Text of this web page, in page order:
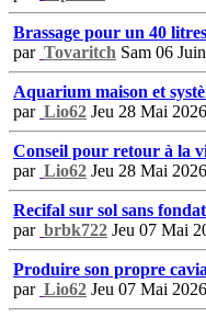
Brassage pour un 40 litres
par Tovaritch Sam 06
Aquarium maison et
par Lio62 Jeu 28 Mai
Conseil pour retour à la
par Lio62 Jeu 28 Mai
Recifal sur sol sans
par brbk722 Jeu 07 Mai
Produire son propre
par Lio62 Jeu 07 Mai